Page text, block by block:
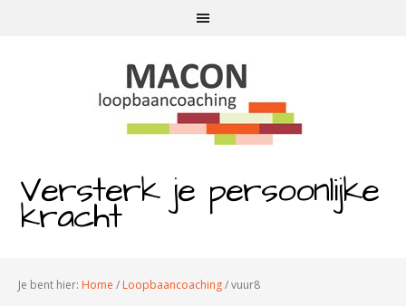
Versterk je persoonlijke
kracht
Je bent hier: Home / Loopbaancoaching/vuur8